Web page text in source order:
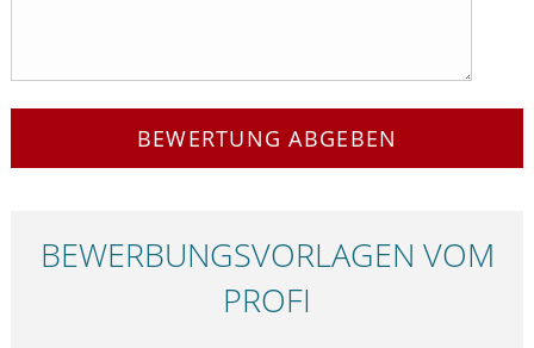
BEWERTUNG ABGEBEN
BEWERBUNGS­VORLAGEN VOM
PROFI